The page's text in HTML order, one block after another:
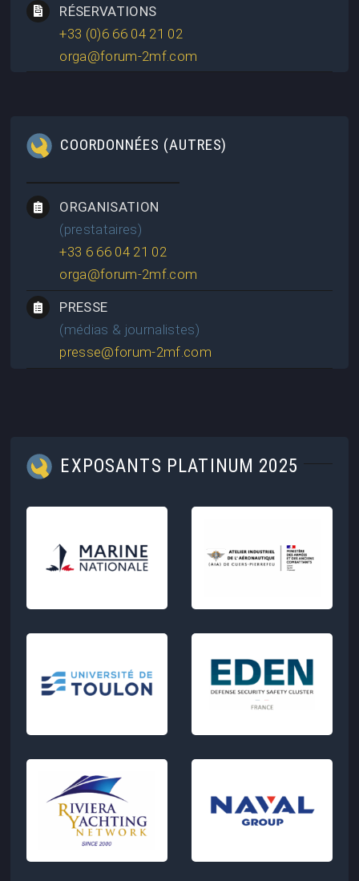
RÉSERVATIONS
+33 (0)6 66 04 21 02
orga@forum-2mf.com
COORDONNÉES (AUTRES)
ORGANISATION
(prestataires)
+33 6 66 04 21 02
orga@forum-2mf.com
PRESSE
(médias & journalistes)
presse@forum-2mf.com
EXPOSANTS PLATINUM 2025